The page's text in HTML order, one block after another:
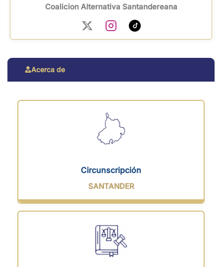
Coalicion Alternativa Santandereana
Acerca de
Circunscripción
SANTANDER